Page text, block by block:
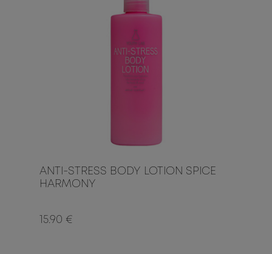
ANTI-STRESS BODY LOTION SPICE
HARMONY
15.90 €